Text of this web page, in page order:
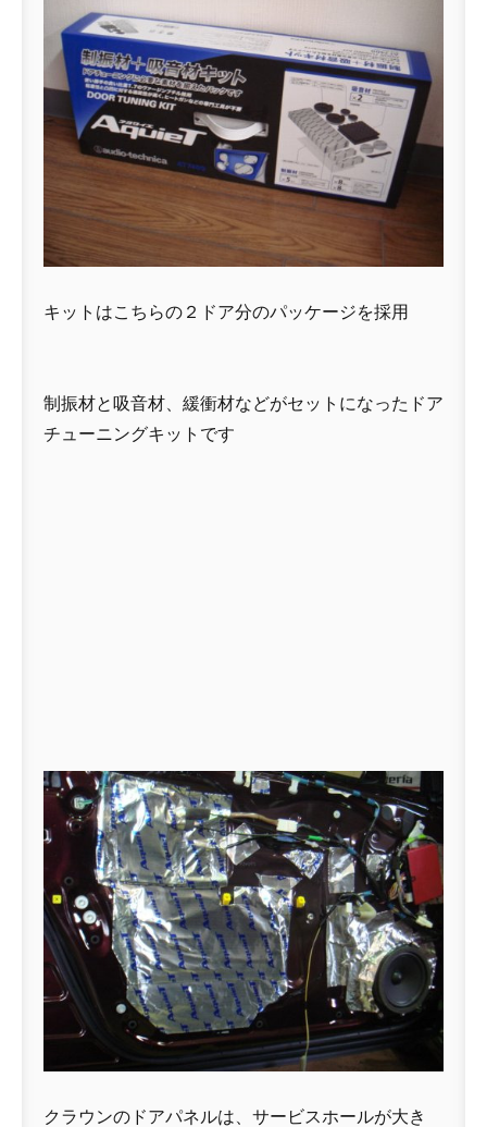
キットはこちらの２ドア分のパッケージを採用
制振材と吸音材、緩衝材などがセットになったドア
チューニングキットです
クラウンのドアパネルは、サービスホールが大き